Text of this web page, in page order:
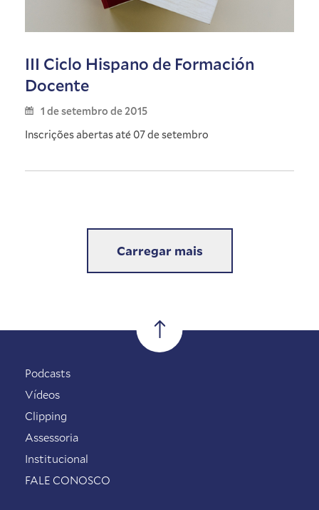
III Ciclo Hispano de Formación
Docente
1 de setembro de 2015
Inscrições abertas até 07 de setembro
Carregar mais
Podcasts
Vídeos
Clipping
Assessoria
Institucional
FALE CONOSCO